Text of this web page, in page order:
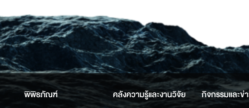
พิพิธภัณฑ์ คลังความรู้และงานวิจัย กิจกรรมและข่